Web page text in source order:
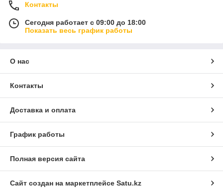
Контакты
Сегодня работает с 09:00 до 18:00
Показать весь график работы
О нас
Контакты
Доставка и оплата
График работы
Полная версия сайта
Сайт создан на маркетплейсе Satu.kz